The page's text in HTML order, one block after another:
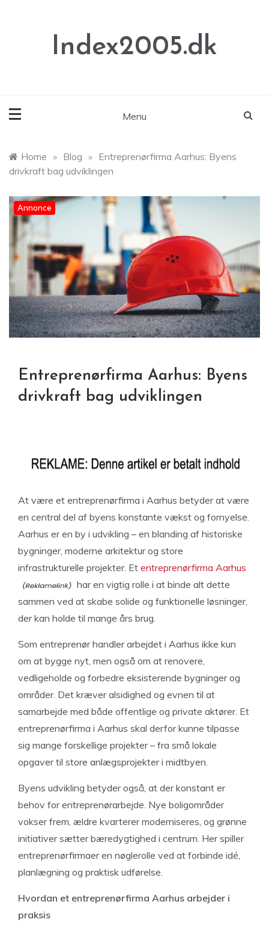
Index2005.dk
Menu
Home » Blog » Entreprenørfirma Aarhus: Byens
drivkraft bag udviklingen
Annonce
Entreprenørfirma Aarhus: Byens
drivkraft bag udviklingen
At være et entreprenørfirma i Aarhus betyder at være
en central del af byens konstante vækst og fornyelse.
Aarhus er en by i udvikling – en blanding af historiske
bygninger, moderne arkitektur og store
infrastrukturelle projekter. Et entreprenørfirma Aarhus
har en vigtig rolle i at binde alt dette
sammen ved at skabe solide og funktionelle løsninger,
der kan holde til mange års brug.
Som entreprenør handler arbejdet i Aarhus ikke kun
om at bygge nyt, men også om at renovere,
vedligeholde og forbedre eksisterende bygninger og
områder. Det kræver alsidighed og evnen til at
samarbejde med både offentlige og private aktører. Et
entreprenørfirma i Aarhus skal derfor kunne tilpasse
sig mange forskellige projekter – fra små lokale
opgaver til store anlægsprojekter i midtbyen.
Byens udvikling betyder også, at der konstant er
behov for entreprenørarbejde. Nye boligområder
vokser frem, ældre kvarterer moderniseres, og grønne
initiativer sætter bæredygtighed i centrum. Her spiller
entreprenørfirmaer en nøglerolle ved at forbinde idé,
planlægning og praktisk udførelse.
Hvordan et entreprenørfirma Aarhus arbejder i
praksis